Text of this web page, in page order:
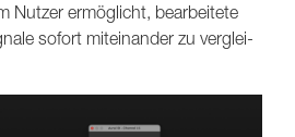
Nutzer ermöglicht, bearbeitete
sofort miteinander zu verglei-